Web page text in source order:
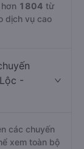
1804 từ
dịch vụ cao
-
các chuyến
xem toàn bộ